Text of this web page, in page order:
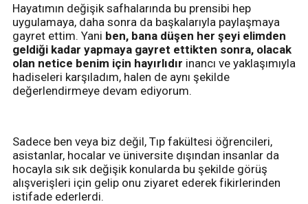
Hayatımın değişik safhalarında bu prensibi hep
uygulamaya, daha sonra da başkalarıyla paylaşmaya
gayret ettim. Yani ben, bana düşen her şeyi elimden
geldiği kadar yapmaya gayret ettikten sonra, olacak
olan netice benim için hayırlıdır inancı ve yaklaşımıyla
hadiseleri karşıladım, halen de aynı şekilde
değerlendirmeye devam ediyorum.
Sadece ben veya biz değil, Tıp fakültesi öğrencileri,
asistanlar, hocalar ve üniversite dışından insanlar da
hocayla sık sık değişik konularda bu şekilde görüş
alışverişleri için gelip onu ziyaret ederek fikirlerinden
istifade ederlerdi.